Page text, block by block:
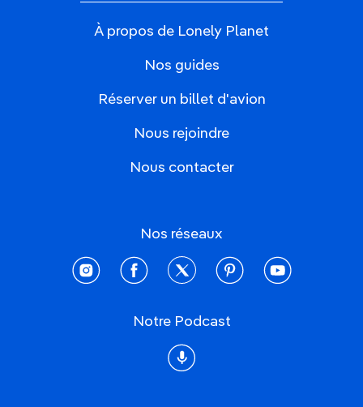
À propos de Lonely Planet
Nos guides
Réserver un billet d'avion
Nous rejoindre
Nous contacter
Nos réseaux
instagramfacebooktwitter pinterestyoutube
Notre Podcast
Podcast